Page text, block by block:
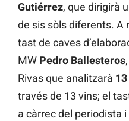
Gutiérrez, que dirigirà
de sis sòls diferents. A
tast de caves
MW Pedro Ballesteros
Rivas que analitzarà
través de 13 vins; el
a càrrec del periodista